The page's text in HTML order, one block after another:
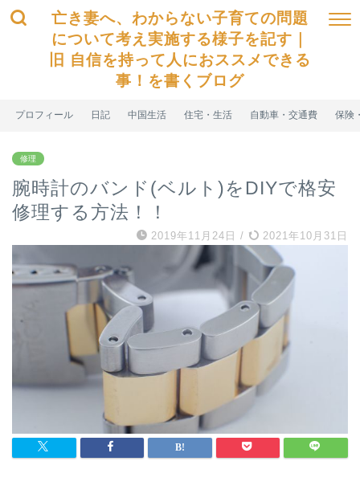
亡き妻へ、わからない子育ての問題
について考え実施する様子を記す｜
旧 自信を持って人におススメできる
事！を書くブログ
プロフィール 日記 中国生活 住宅・生活 自動車・交通費 保険
修理
腕時計のバンド(ベルト)をDIYで格安
修理する方法！！
2019年11月24日 / 2021年10月31日